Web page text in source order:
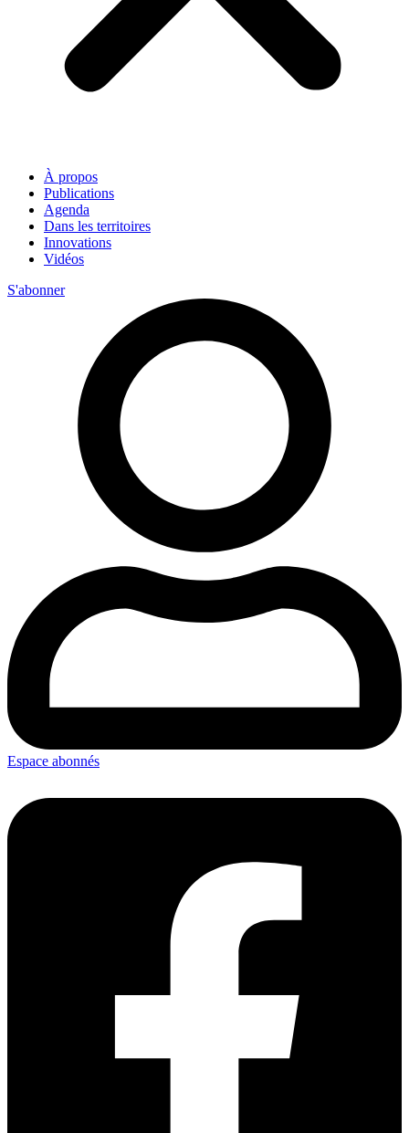
À propos
Publications
Agenda
Dans les territoires
Innovations
Vidéos
S'abonner
Espace abonnés